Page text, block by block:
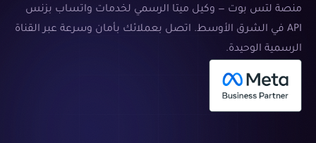
منصة لتس بوت — وكيل ميتا الرسمي لخدمات واتساب بزنس
API في الشرق الأوسط. اتصل بعملائك بأمان وسرعة عبر القناة
الرسمية الوحيدة.